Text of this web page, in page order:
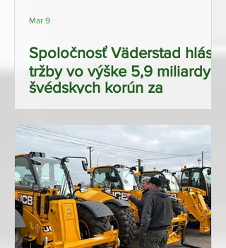
Spoločnosť Väderstad hlási
tržby vo výške 5,9 miliardy
švédskych korún za
Mar 9